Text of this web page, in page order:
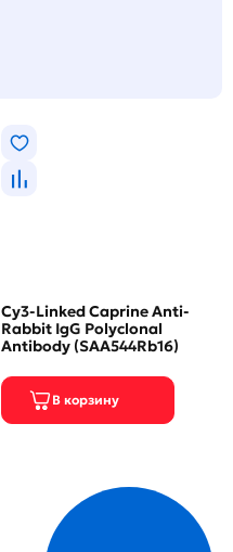
Cy3-Linked Caprine Anti-
Rabbit IgG Polyclonal
Antibody (SAA544Rb16)